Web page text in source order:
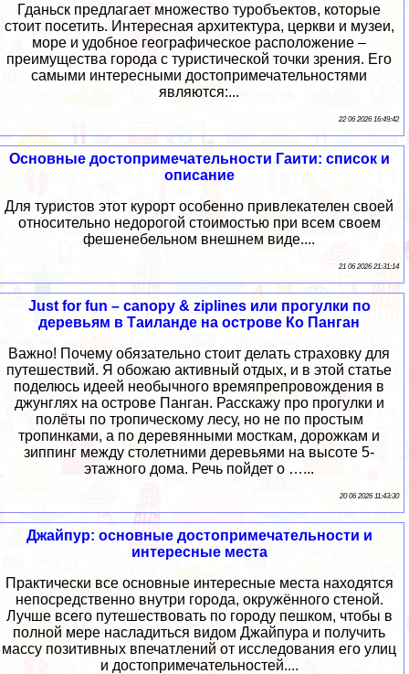
Гданьск предлагает множество туробъектов, которые
стоит посетить. Интересная архитектура, церкви и музеи,
море и удобное географическое расположение –
преимущества города с туристической точки зрения. Его
самыми интересными достопримечательностями
являются:...
22 06 2026 16:49:42
Основные достопримечательности Гаити: список и
описание
Для туристов этот курорт особенно привлекателен своей
относительно недорогой стоимостью при всем своем
фешенебельном внешнем виде....
21 06 2026 21:31:14
Just for fun – canopy & ziplines или прогулки по
деревьям в Таиланде на острове Ко Панган
Важно! Почему обязательно стоит делать страховку для
путешествий. Я обожаю активный отдых, и в этой статье
поделюсь идеей необычного времяпрепровождения в
джунглях на острове Панган. Расскажу про прогулки и
полёты по тропическому лесу, но не по простым
тропинками, а по деревянными мосткам, дорожкам и
зиппинг между столетними деревьями на высоте 5-
этажного дома. Речь пойдет о …...
20 06 2026 11:43:30
Джайпур: основные достопримечательности и
интересные места
Практически все основные интересные места находятся
непосредственно внутри города, окружённого стеной.
Лучше всего путешествовать по городу пешком, чтобы в
полной мере насладиться видом Джайпура и получить
массу позитивных впечатлений от исследования его улиц
и достопримечательностей....